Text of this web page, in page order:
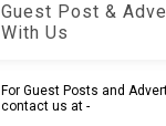
Guest Post &
With Us
For Guest Posts and
contact us at -